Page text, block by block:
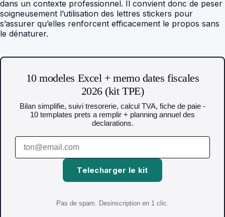
dans un contexte professionnel. Il convient donc de peser
soigneusement l’utilisation des lettres stickers pour
s’assurer qu’elles renforcent efficacement le propos sans
le dénaturer.
10 modeles Excel + memo dates fiscales
2026 (kit TPE)
Bilan simplifie, suivi tresorerie, calcul TVA, fiche de paie -
10 templates prets a remplir + planning annuel des
declarations.
Telecharger le kit
Pas de spam. Desinscription en 1 clic.